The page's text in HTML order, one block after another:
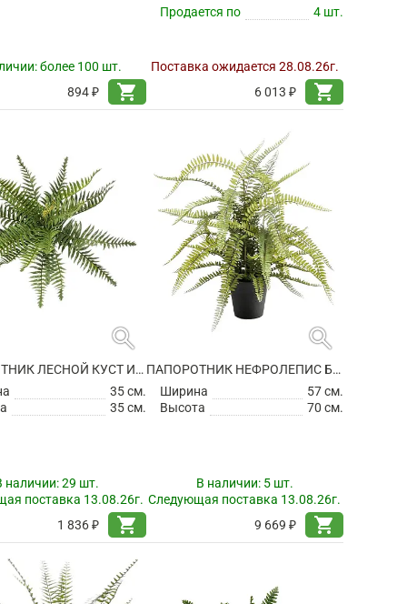
более 100 шт.
894 ₽
shopping_cart
Продается по
4 шт.
Поставка ожидается 28.08.26г.
6 013 ₽
shopping_cart
search
ПАПОРОТНИК ЛЕСНОЙ КУСТ ИСКУССТВЕННЫЙ
35 см.
35 см.
наличии:29 шт.
поставка 13.08.26г.
1 836 ₽
shopping_cart
search
ПАПОРОТНИК НЕФРОЛЕПИС БОСТОН В ГОРШКЕ ИСКУССТВЕННЫЙ
Ширина
57 см.
Высота
70 см.
В наличии: 5 шт.
Следующая поставка 13.08.26г.
9 669 ₽
shopping_cart